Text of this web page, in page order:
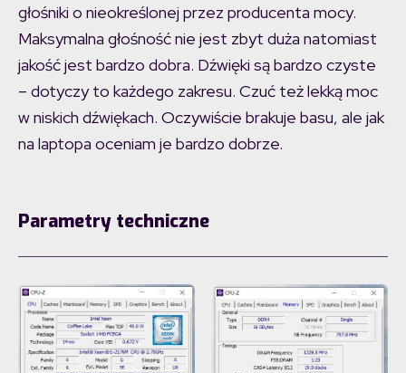
głośniki o nieokreślonej przez producenta mocy.
Maksymalna głośność nie jest zbyt duża natomiast
jakość jest bardzo dobra. Dźwięki są bardzo czyste
– dotyczy to każdego zakresu. Czuć też lekką moc
w niskich dźwiękach. Oczywiście brakuje basu, ale jak
na laptopa oceniam je bardzo dobrze.
Parametry techniczne